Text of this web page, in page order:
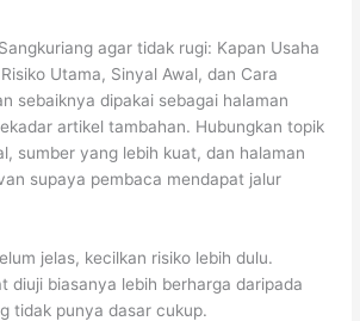
agar tidak rugi: Kapan Usaha
Utama, Sinyal Awal, dan Cara
sebaiknya dipakai sebagai halaman
artikel tambahan. Hubungkan topik
sumber yang lebih kuat, dan halaman
supaya pembaca mendapat jalur
jelas, kecilkan risiko lebih dulu.
diuji biasanya lebih berharga daripada
tidak punya dasar cukup.